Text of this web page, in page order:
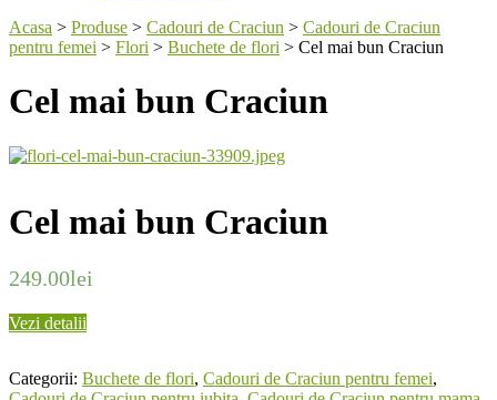
Acasa > Produse > Cadouri de Craciun > Cadouri de Craciun
pentru femei > Flori > Buchete de flori > Cel mai bun Craciun
Cel mai bun Craciun
Cel mai bun Craciun
249.00lei
Vezi detalii
Categorii: Buchete de flori, Cadouri de Craciun pentru femei,